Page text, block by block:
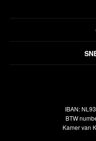
Veelgestelde vragen
Verzendbeleid
IBAN:
BTW
Kamer van